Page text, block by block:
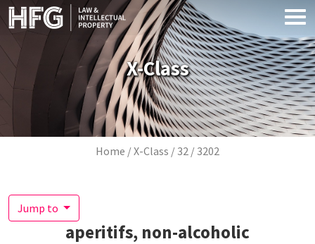
Skip to main content
X-Class
Breadcrumb
Home X-Class 32 3202
Jump to
aperitifs, non-alcoholic